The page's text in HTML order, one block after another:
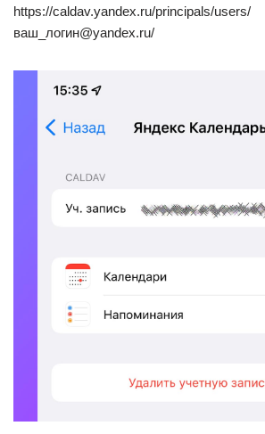
https://caldav.yandex.ru/principals/users/
ваш_логин@yandex.ru/